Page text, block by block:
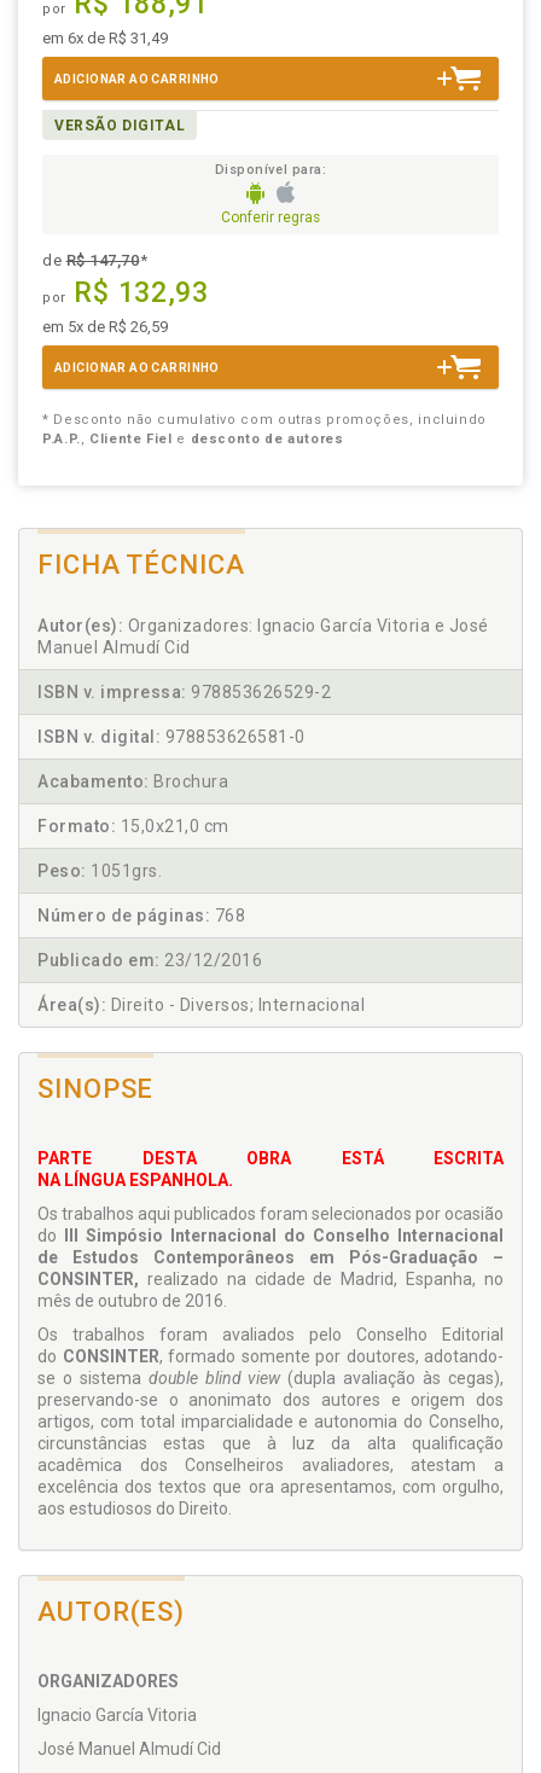
por
em 6x de R$ 31,49
ADICIONAR AO CARRINHO
VERSÃO DIGITAL
Disponível para:
Conferir regras
deR$ 147,70*
por R$ 132,93
em 5x de R$ 26,59
ADICIONAR AO CARRINHO
* Desconto não cumulativo com outras promoções, incluindo
P.A.P., Cliente Fiel e desconto de autores
FICHA TÉCNICA
Autor(es): Organizadores: Ignacio García Vitoria e José
Manuel Almudí Cid
ISBN v. impressa: 978853626529-2
ISBN v. digital: 978853626581-0
Acabamento: Brochura
Formato: 15,0x21,0 cm
Peso: 1051grs.
Número de páginas: 768
Publicado em: 23/12/2016
Área(s): Direito - Diversos; Internacional
SINOPSE
PARTE DESTA OBRA ESTÁ ESCRITA
NA LÍNGUA ESPANHOLA.
Os trabalhos aqui publicados foram selecionados por ocasião
do
III Simpósio Internacional do Conselho Internacional
de Estudos Contemporâneos em Pós-Graduação –
CONSINTER, realizado na cidade de Madrid, Espanha, no
mês de outubro de 2016.
Os trabalhos foram avaliados pelo Conselho Editorial
do CONSINTER, formado somente por doutores, adotando-
se o sistema double blind view(dupla avaliação às cegas),
preservando-se o anonimato dos autores e origem dos
artigos, com total imparcialidade e autonomia do Conselho,
circunstâncias estas que à luz da alta qualificação
acadêmica dos Conselheiros avaliadores, atestam a
excelência dos textos que ora apresentamos, com orgulho,
aos estudiosos do Direito.
AUTOR(ES)
ORGANIZADORES
Ignacio García Vitoria
José Manuel Almudí Cid